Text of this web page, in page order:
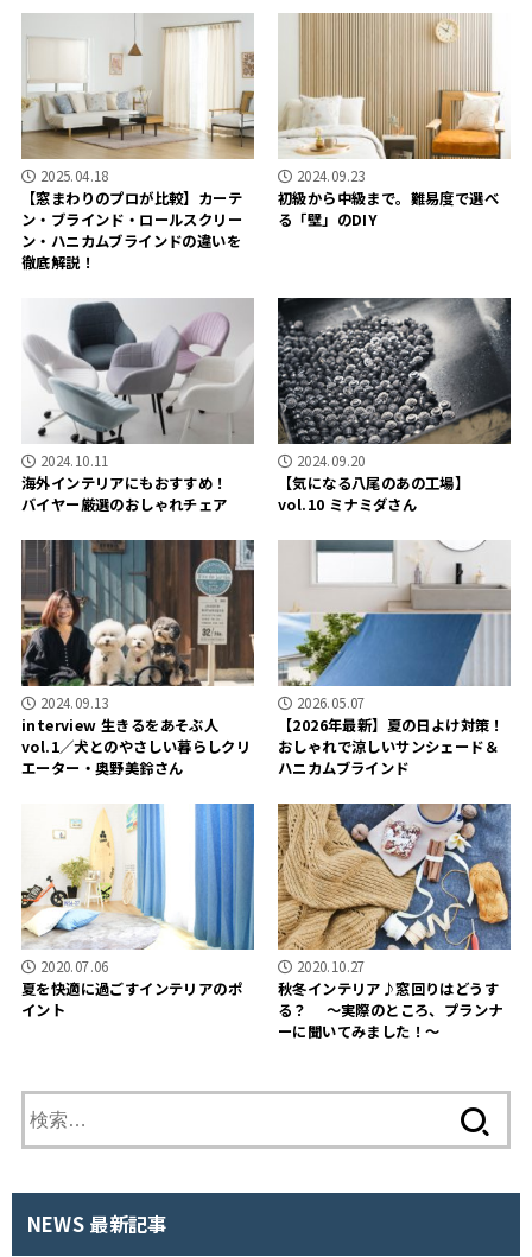
2025.04.18
【窓まわりのプロが比較】カーテ
ン・ブラインド・ロールスクリー
ン・ハニカムブラインドの違いを
徹底解説！
2024.09.23
初級から中級まで。難易度で選べ
る「壁」のDIY
2024.10.11
海外インテリアにもおすすめ！
バイヤー厳選のおしゃれチェア
2024.09.20
【気になる八尾のあの工場】
vol.10 ミナミダさん
2024.09.13
interview 生きるをあそぶ人
vol.1／犬とのやさしい暮らしクリ
エーター・奥野美鈴さん
2026.05.07
【2026年最新】夏の日よけ対策！
おしゃれで涼しいサンシェード＆
ハニカムブラインド
2020.07.06
夏を快適に過ごすインテリアのポ
イント
2020.10.27
秋冬インテリア♪窓回りはどうす
る？ ～実際のところ、プランナ
ーに聞いてみました！～
索
NEWS 最新記事